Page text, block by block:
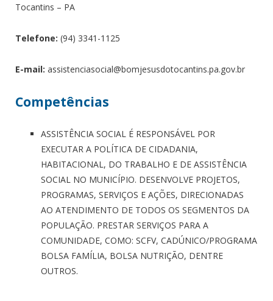
Tocantins – PA
Telefone: (94) 3341-1125
E-mail: assistenciasocial@bomjesusdotocantins.pa.gov.br
Competências
ASSISTÊNCIA SOCIAL É RESPONSÁVEL POR
EXECUTAR A POLÍTICA DE CIDADANIA,
HABITACIONAL, DO TRABALHO E DE ASSISTÊNCIA
SOCIAL NO MUNICÍPIO. DESENVOLVE PROJETOS,
PROGRAMAS, SERVIÇOS E AÇÕES, DIRECIONADAS
AO ATENDIMENTO DE TODOS OS SEGMENTOS DA
POPULAÇÃO. PRESTAR SERVIÇOS PARA A
COMUNIDADE, COMO: SCFV, CADÚNICO/PROGRAMA
BOLSA FAMÍLIA, BOLSA NUTRIÇÃO, DENTRE
OUTROS.